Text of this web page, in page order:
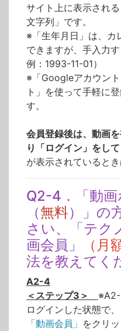
サイト上に表示され
文字列」です。
※「生年月日」は、カ
できますが、手入力
例：1993-11-01）
※「Googleアカウン
ト」を使って手軽に
す。
会員登録後は、動画
り「ログイン」をし
が表示されていると
Q2-4．「動
（無料）」の
さい、「テク
画会員」
（月
法を教えてく
A2-4
＜ステップ3＞
ログインした状態で、
「動画会員」 をクリ